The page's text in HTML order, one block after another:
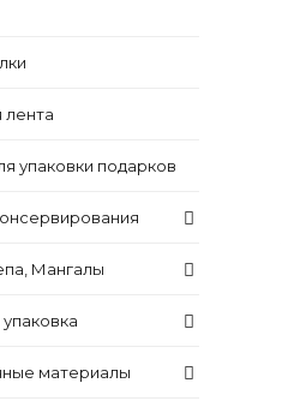
лента
упаковки подарков
Мангалы
материалы